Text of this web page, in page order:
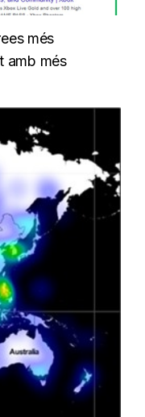
més
amb més